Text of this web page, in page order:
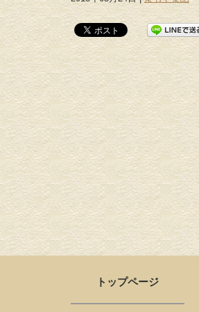
トップページ